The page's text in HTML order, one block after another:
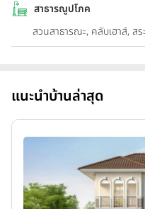
สาธารณูปโภค
สวนสาธารณะ, คลับเฮาส์, ส
แนะนำบ้านล่าสุด